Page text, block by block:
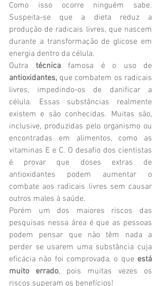
Como isso ocorre ninguém sabe.
Suspeita-se que a dieta reduz a
produção de radicais livres, que nascem
durante a transformação de glicose em
energia dentro da célula.
Outra técnica
antioxidantes, que combatem os radicais
livres, impedindo-os de danificar a
célula. Essas substâncias realmente
existem e são conhecidas. Muitas são,
inclusive, produzidas pelo organismo ou
encontradas em alimentos, como as
vitaminas E e C. O desafio dos cientistas
é provar que doses extras de
antioxidantes podem aumentar o
combate aos radicais livres sem causar
outros males à saúde.
Porém um dos maiores riscos das
pesquisas nessa área é que as pessoas
podem pensar que não têm nada a
perder se usarem uma substância cuja
eficácia não foi comprovada, o que está
muito errado, pois muitas vezes os
riscos superam os benefícios!